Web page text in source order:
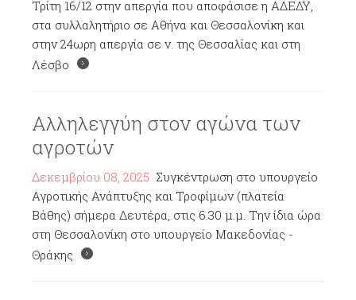
Τρίτη 16/12 στην απεργία που αποφάσισε η ΑΔΕΔΥ,
στα συλλαλητήριο σε Αθήνα και Θεσσαλονίκη και
στην 24ωρη απεργία σε ν. της Θεσσαλίας και στη
Λέσβο
Αλληλεγγύη στον αγώνα των
αγροτών
Δεκεμβρίου 08, 2025 Συγκέντρωση στο υπουργείο
Αγροτικής Ανάπτυξης και Τροφίμων (πλατεία
Βάθης) σήμερα Δευτέρα, στις 6.30 μ.μ. Την ίδια ώρα
στη Θεσσαλονίκη στο υπουργείο Μακεδονίας -
Θράκης